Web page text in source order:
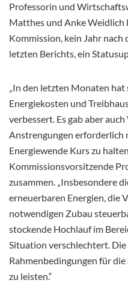
Professorin und
Matthes und Anke Weidlich
Kommission, kein Jahr
letzten Berichts, ein
„In den letzten Monaten
Energiekosten und
verbessert. Es gab aber
Anstrengungen erforderlich
Energiewende Kurs zu
Kommissionsvorsitzende
zusammen. „Insbesondere
erneuerbaren Energien, die
notwendigen Zubau
stockende Hochlauf im
Situation verschlechtert. Die
Rahmenbedingungen für
zu leisten.“